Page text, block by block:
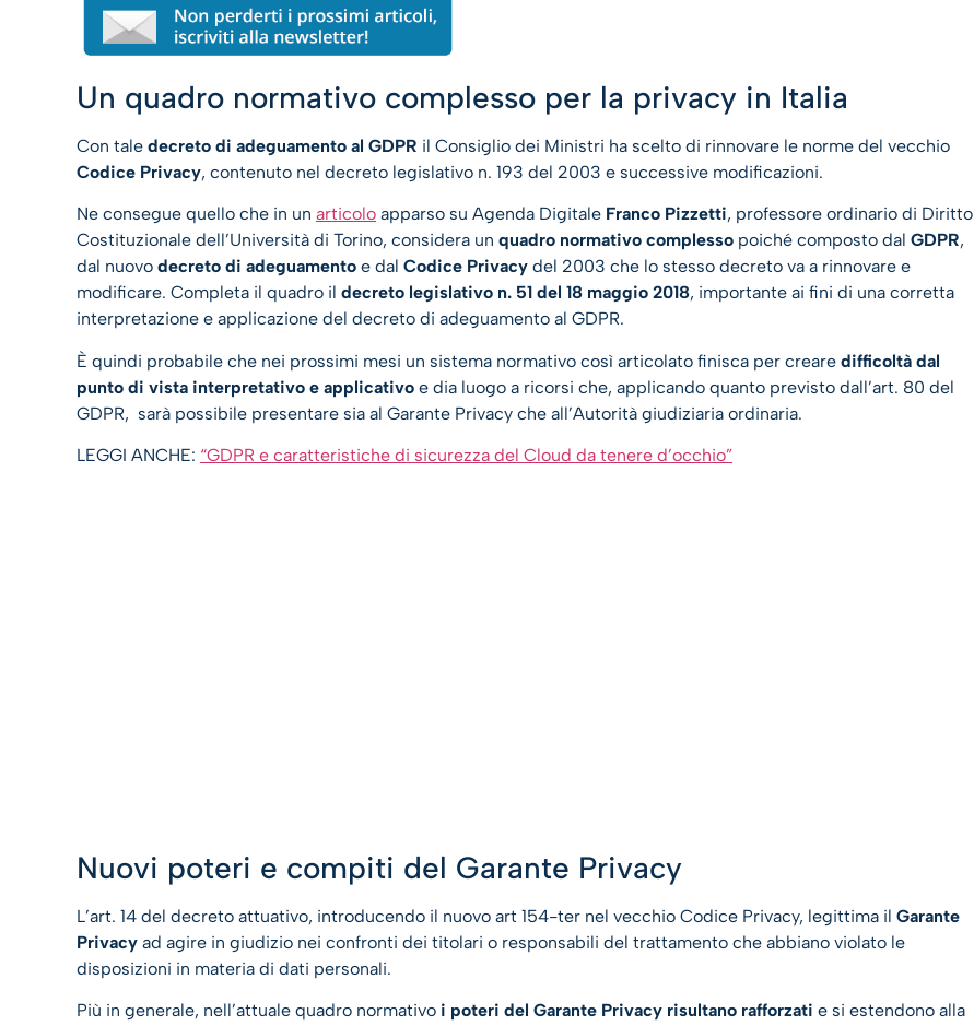
Un quadro normativo complesso per la privacy in Italia
Con tale decreto di adeguamento al GDPR il Consiglio dei Ministri ha scelto di rinnovare le norme del vecchio
Codice Privacy, contenuto nel decreto legislativo n. 193 del 2003 e successive modificazioni.
Ne consegue quello che in un articolo apparso su Agenda Digitale Franco Pizzetti, professore ordinario di Diritto
Costituzionale dell’Università di Torino, considera un quadro normativo complesso poiché composto dal GDPR,
dal nuovo decreto di adeguamento e dal Codice Privacy del 2003 che lo stesso decreto va a rinnovare e
modificare. Completa il quadro il decreto legislativo n. 51 del 18 maggio 2018, importante ai fini di una corretta
interpretazione e applicazione del decreto di adeguamento al GDPR.
È quindi probabile che nei prossimi mesi un sistema normativo così articolato finisca per creare difficoltà dal
punto di vista interpretativo e applicativo e dia luogo a ricorsi che, applicando quanto previsto dall’art. 80 del
GDPR, sarà possibile presentare sia al Garante Privacy che all’Autorità giudiziaria ordinaria.
LEGGI ANCHE: “GDPR e caratteristiche di sicurezza del Cloud da tenere d’occhio”
Nuovi poteri e compiti del Garante Privacy
L’art. 14 del decreto attuativo, introducendo il nuovo art 154-ter nel vecchio Codice Privacy, legittima il Garante
Privacy ad agire in giudizio nei confronti dei titolari o responsabili del trattamento che abbiano violato le
disposizioni in materia di dati personali.
Più in generale, nell’attuale quadro normativo i poteri del Garante Privacy risultano rafforzati e si estendono alla